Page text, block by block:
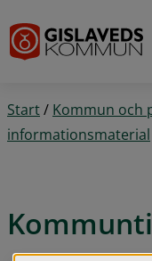
Start/ Kommun och
informationsmaterial